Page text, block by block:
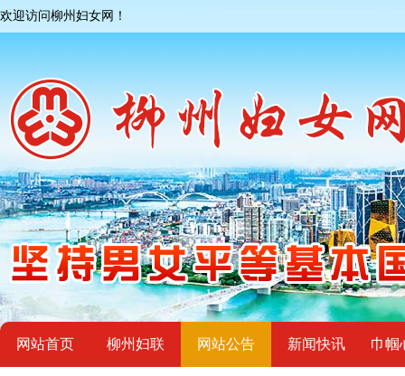
欢迎访问柳州妇女网！
网站首页 柳州妇联 网站公告 新闻快讯 巾帼